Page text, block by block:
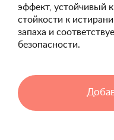
эффект, устойчивый
стойкости к
запаха и
безопасности.